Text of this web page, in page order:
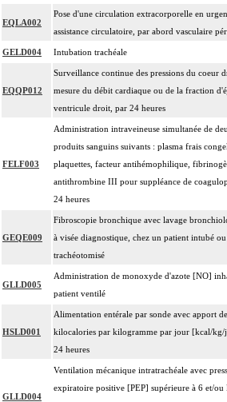
EQLA002
Pose d'une circulation extracorporelle en
assistance circulatoire, par abord vasculaire
GELD004 Intubation trachéale
EQQP012
Surveillance continue des pressions du coeur
mesure du débit cardiaque ou de la fraction
ventricule droit, par 24 heures
FELF003
Administration intraveineuse simultanée de
produits sanguins suivants : plasma frais
plaquettes, facteur antihémophilique,
antithrombine III pour suppléance de
24 heures
GEQE009
Fibroscopie bronchique avec lavage
à visée diagnostique, chez un patient intubé ou
trachéotomisé
GLLD005
Administration de monoxyde d'azote [NO]
patient ventilé
HSLD001
Alimentation entérale par sonde avec apport
kilocalories par kilogramme par jour [kcal/
24 heures
GLLD004
Ventilation mécanique intratrachéale avec
expiratoire positive [PEP] supérieure à 6 et/ou